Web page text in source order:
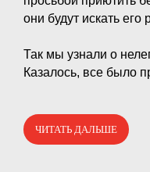
они будут искать его
Так мы узнали о
Казалось, все было
ЧИТАТЬ ДАЛЬШЕ